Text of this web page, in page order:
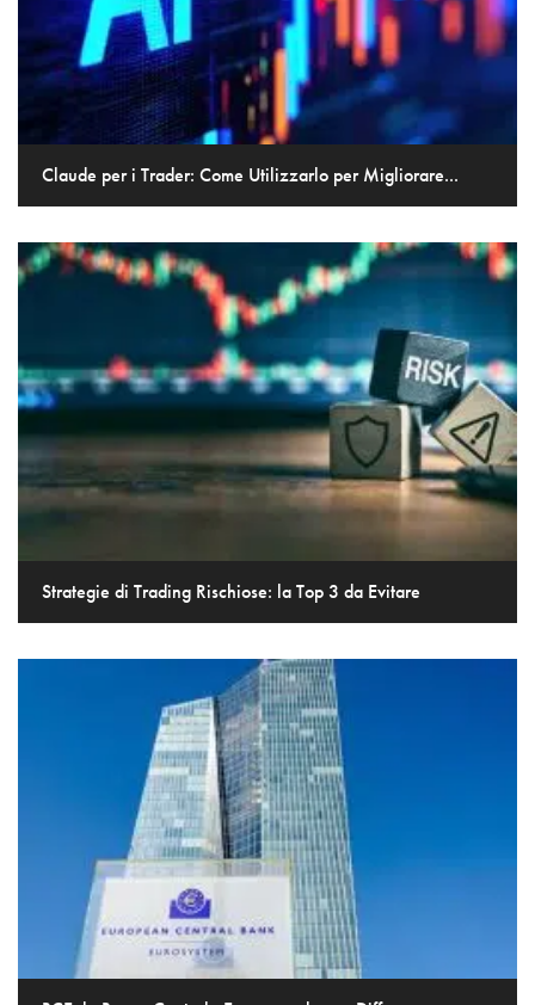
Claude per i Trader: Come Utilizzarlo per Migliorare...
Strategie di Trading Rischiose: la Top 3 da Evitare